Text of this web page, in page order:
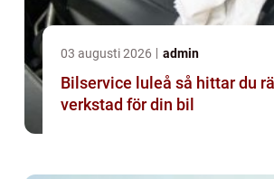
03 augusti 2026 admin
Bilservice luleå så hittar du rätt
verkstad för din bil